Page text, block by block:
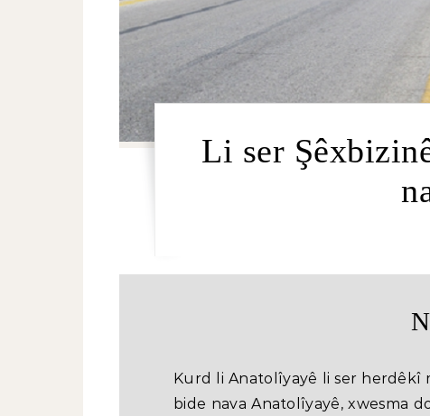
Li ser
Kurd li Anatolîyayê li ser herdêkî
bide nava Anatolîyayê, xwesma